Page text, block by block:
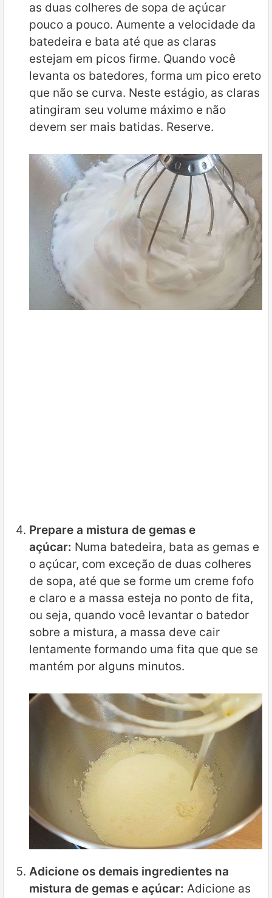
as duas colheres de sopa de açúcar
pouco a pouco. Aumente a velocidade da
batedeira e bata até que as claras
estejam em picos firme. Quando você
levanta os batedores, forma um pico ereto
que não se curva. Neste estágio, as claras
atingiram seu volume máximo e não
devem ser mais batidas. Reserve.
Prepare a mistura de gemas e
açúcar: Numa batedeira, bata as gemas e
o açúcar, com exceção de duas colheres
de sopa, até que se forme um creme fofo
e claro e a massa esteja no ponto de fita,
ou seja, quando você levantar o batedor
sobre a mistura, a massa deve cair
lentamente formando uma fita que que se
mantém por alguns minutos.
Adicione os demais ingredientes na
mistura de gemas e açúcar: Adicione as